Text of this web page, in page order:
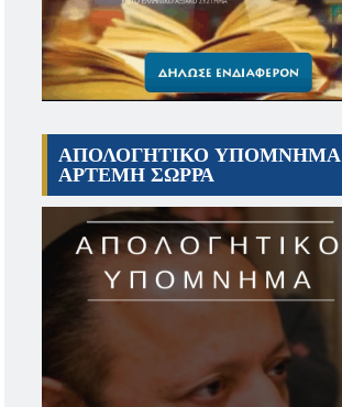
ΑΠΟΛΟΓΗΤΙΚΟ ΥΠΟΜΝΗΜΑ
ΑΡΤΕΜΗ ΣΩΡΡΑ